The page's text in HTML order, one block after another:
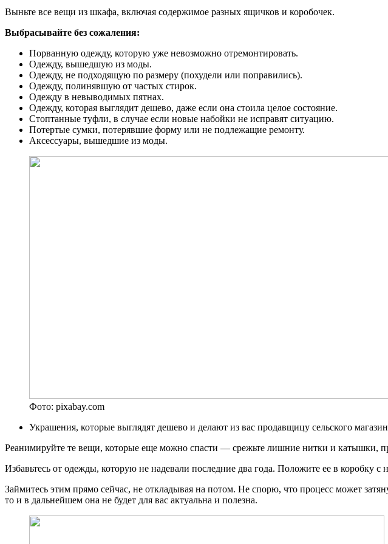
Выньте все вещи из шкафа, включая содержимое разных ящичков и коробочек.
Выбрасывайте без сожаления:
Порванную одежду, которую уже невозможно отремонтировать.
Одежду, вышедшую из моды.
Одежду, не подходящую по размеру (похудели или поправились).
Одежду, полинявшую от частых стирок.
Одежду в невыводимых пятнах.
Одежду, которая выглядит дешево, даже если она стоила целое состояние.
Стоптанные туфли, в случае если новые набойки не исправят ситуацию.
Потертые сумки, потерявшие форму или не подлежащие ремонту.
Аксессуары, вышедшие из моды.
Фото: pixabay.com
Украшения, которые выглядят дешево и делают из вас продавщицу сельского
Реанимируйте те вещи, которые еще можно спасти — срежьте лишние нитки и катышки,
Избавьтесь от одежды, которую не надевали последние два года. Положите ее в коробку
Займитесь этим прямо сейчас, не откладывая на потом. Не спорю, что процесс может
то и в дальнейшем она не будет для вас актуальна и полезна.